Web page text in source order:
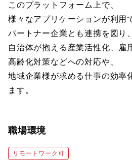
このプラットフォーム上で、
様々なアプリケーションが利用
パートナー企業とも連携を図り、
自治体が抱える産業活性化、雇
高齢化対策などへの対応や、
地域企業様が求める仕事の効率
ます。
職場環境
リモートワーク可